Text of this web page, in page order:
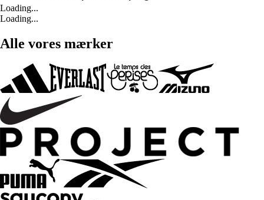
Loading...
Loading...
Alle vores mærker